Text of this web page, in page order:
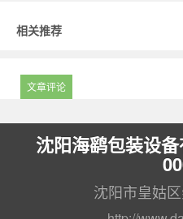
相关推荐
文章评论
沈阳海鹞包装设
沈阳市皇姑